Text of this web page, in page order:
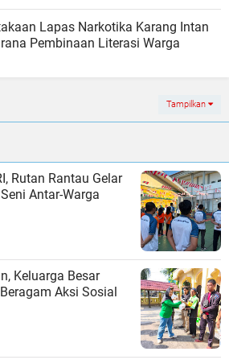
Lapas Narkotika Karang Intan
Pembinaan Literasi Warga
Tampilkan
Rutan Rantau Gelar
Antar-Warga
Keluarga Besar
Aksi Sosial